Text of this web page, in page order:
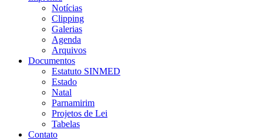
Notícias
Clipping
Galerias
Agenda
Arquivos
Documentos
Estatuto SINMED
Estado
Natal
Parnamirim
Projetos de Lei
Tabelas
Contato